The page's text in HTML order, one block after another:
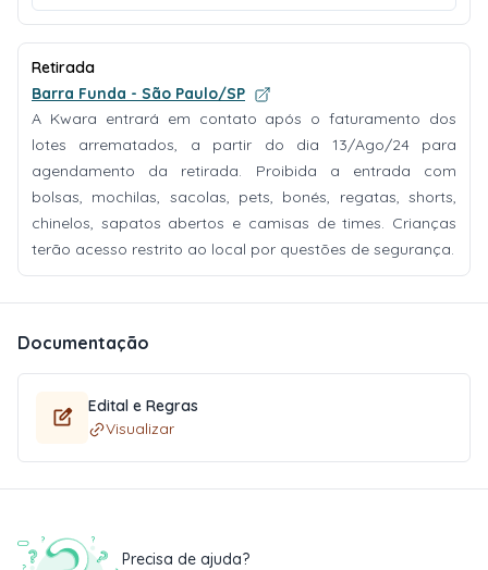
Retirada
Barra Funda - São Paulo/SP
A Kwara entrará em contato após o faturamento dos
lotes arrematados, a partir do dia 13/Ago/24 para
agendamento da retirada. Proibida a entrada com
bolsas, mochilas, sacolas, pets, bonés, regatas, shorts,
chinelos, sapatos abertos e camisas de times. Crianças
terão acesso restrito ao local por questões de segurança.
Documentação
Edital e Regras
Visualizar
Precisa de ajuda?